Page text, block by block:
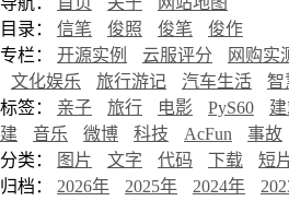
目录： 信笔 俊照 俊笔
俊作
专栏： 开源实例 云服评分 网购实
文化娱乐
旅行游记 汽车生活 智
标签： 亲子 旅行 电影 PyS60
建
音乐 微博 科技 AcFun 事故
分类：
图片 文字 代码 下载 短
归档： 2026年 2025年 2024年